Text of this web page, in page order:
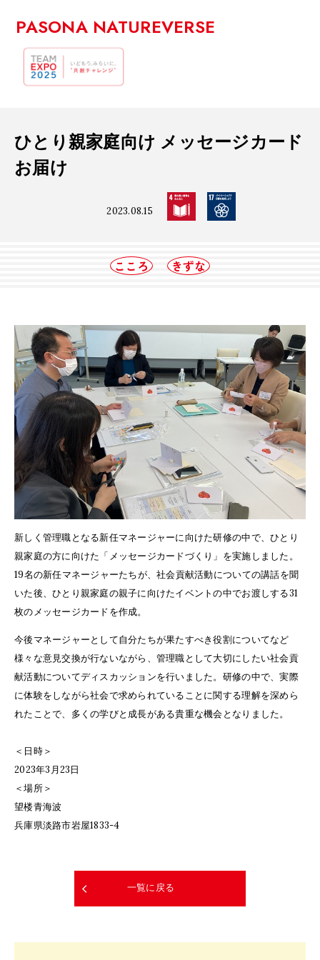
PASONA NATUREVERSE
2023.08.15
ひとり親家庭向け メッセージカード
お届け
こころ きずな
新しく管理職となる新任マネージャーに向けた研修の中で、ひとり
親家庭の方に向けた「メッセージカードづくり」を実施しました。
19名の新任マネージャーたちが、社会貢献活動についての講話を聞
いた後、ひとり親家庭の親子に向けたイベントの中でお渡しする31
枚のメッセージカードを作成。
今後マネージャーとして自分たちが果たすべき役割についてなど
様々な意見交換が行ないながら、管理職として大切にしたい社会貢
献活動についてディスカッションを行いました。研修の中で、実際
に体験をしながら社会で求められていることに関する理解を深めら
れたことで、多くの学びと成長がある貴重な機会となりました。
＜日時＞
2023年3月23日
＜場所＞
望楼青海波
兵庫県淡路市岩屋1833-4
一覧に戻る